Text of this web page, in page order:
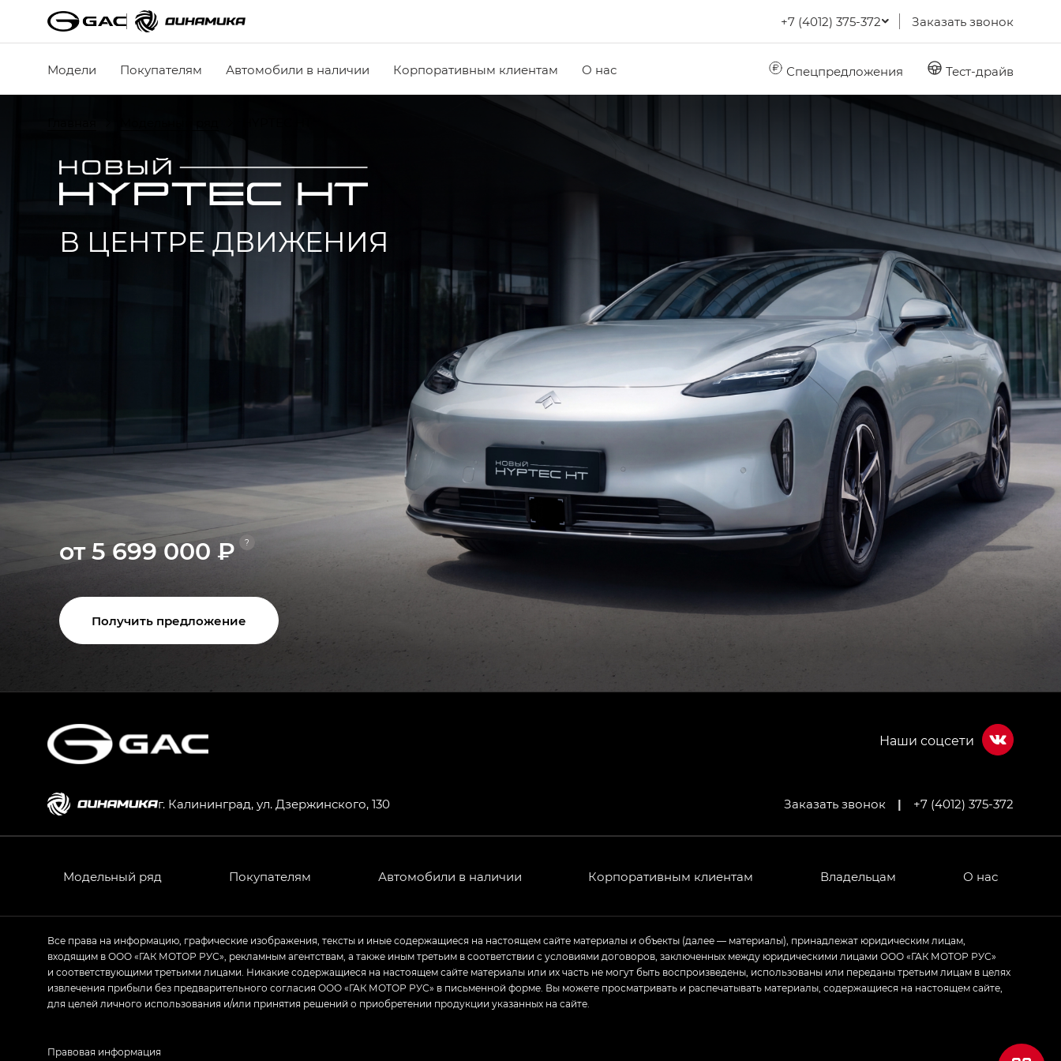
+7 (4012) 375-372 Заказать звонок
Модели Покупателям Автомобили в наличии Корпоративным клиентам О нас Спецпредложения Тест-драйв
В ЦЕНТРЕ ДВИЖЕНИЯ
от 5 699 000 ₽ ?
Получить предложение
г. Калининград, ул. Дзержинского, 130 Заказать звонок | +7 (4012) 375-372
Модельный ряд Покупателям Автомобили в наличии Корпоративным клиентам Владельцам О нас
Все права на информацию, графические изображения, тексты и иные содержащиеся на настоящем сайте материалы и объекты (далее — материалы), принадлежат юридическим лицам,
входящим в ООО «ГАК МОТОР РУС», рекламным агентствам, а также иным третьим в соответствии с условиями договоров, заключенных между юридическими лицами ООО «ГАК МОТОР РУС»
и соответствующими третьими лицами. Никакие содержащиеся на настоящем сайте материалы или их часть не могут быть воспроизведены, использованы или переданы третьим лицам в целях
извлечения прибыли без предварительного согласия ООО «ГАК МОТОР РУС» в письменной форме. Вы можете просматривать и распечатывать материалы, содержащиеся на настоящем сайте,
для целей личного использования и/или принятия решений о приобретении продукции указанных на сайте.
Правовая информация